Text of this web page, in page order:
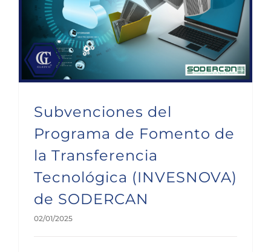
Subvenciones del
Programa de Fomento de
la Transferencia
Tecnológica (INVESNOVA)
de SODERCAN
02/01/2025